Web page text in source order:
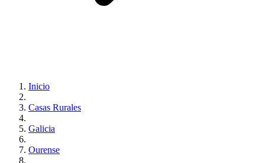
Inicio
Casas Rurales
Galicia
Ourense